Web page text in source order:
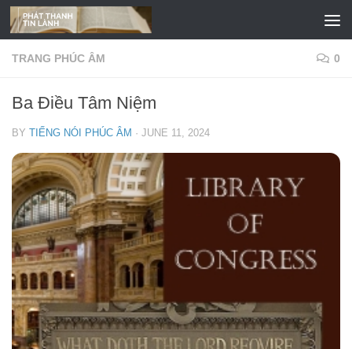
Skip to content
TRANG PHÚC ÂM 0
Ba Điều Tâm Niệm
BY TIẾNG NÓI PHÚC ÂM · JUNE 11, 2024